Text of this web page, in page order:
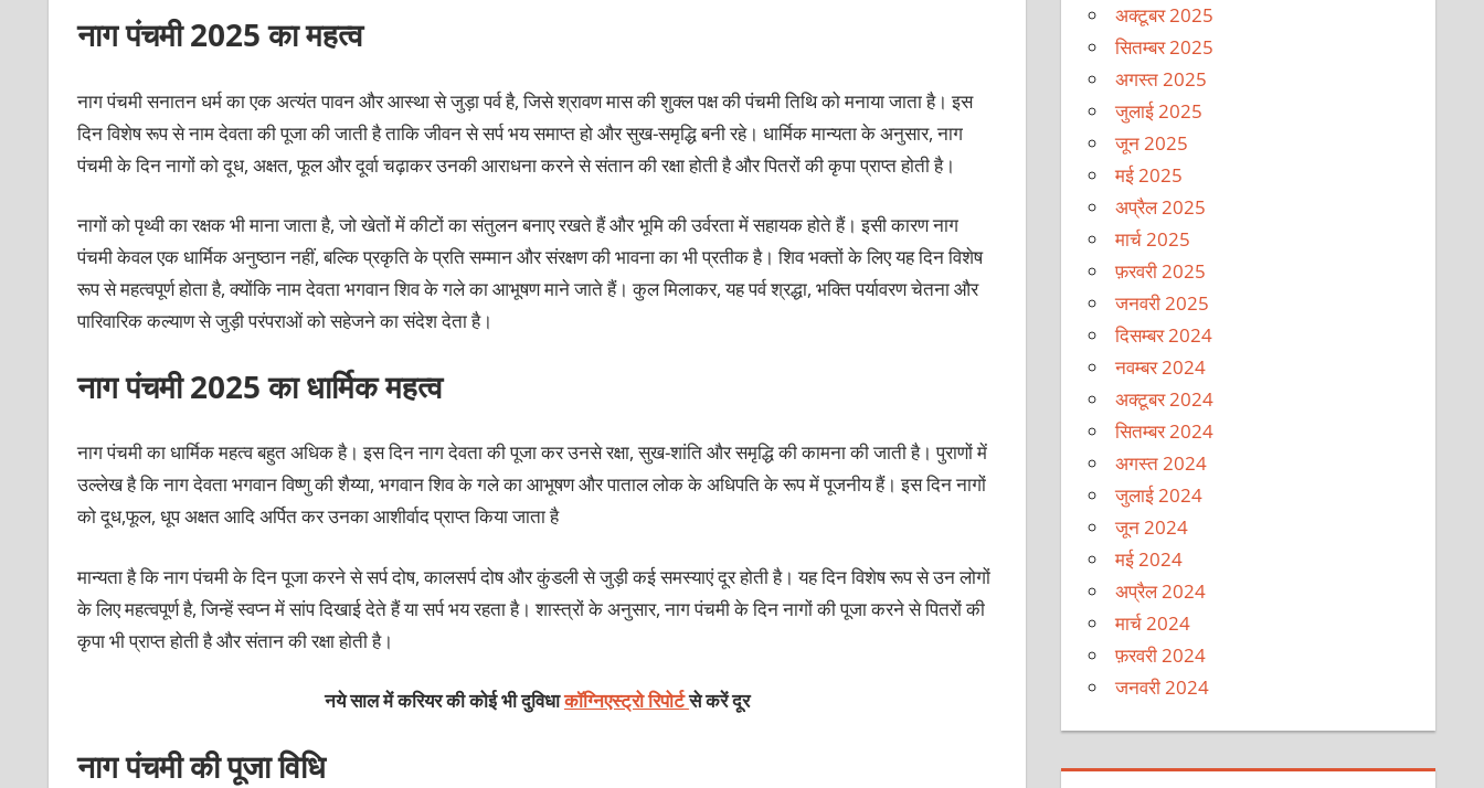
नाग पंचमी2025का महत्व
नाग पंचमी सनातन धर्म का एक अत्यंत पावन और आस्था से जुड़ा पर्व है, जिसे श्रावण मास की शुक्ल पक्ष की पंचमी तिथि को मनाया जाता है। इस
दिन विशेष रूप से नाम देवता की पूजा की जाती है ताकि जीवन से सर्प भय समाप्त हो और सुख-समृद्धि बनी रहे। धार्मिक मान्यता के अनुसार, नाग
पंचमी के दिन नागों को दूध, अक्षत, फूल और दूर्वा चढ़ाकर उनकी आराधना करने से संतान की रक्षा होती है और पितरों की कृपा प्राप्त होती है।
नागों को पृथ्वी का रक्षक भी माना जाता है, जो खेतों में कीटों का संतुलन बनाए रखते हैं और भूमि की उर्वरता में सहायक होते हैं। इसी कारण नाग
पंचमी केवल एक धार्मिक अनुष्ठान नहीं, बल्कि प्रकृति के प्रति सम्मान और संरक्षण की भावना का भी प्रतीक है। शिव भक्तों के लिए यह दिन विशेष
रूप से महत्वपूर्ण होता है, क्योंकि नाम देवता भगवान शिव के गले का आभूषण माने जाते हैं। कुल मिलाकर, यह पर्व श्रद्धा, भक्ति पर्यावरण चेतना और
पारिवारिक कल्याण से जुड़ी परंपराओं को सहेजने का संदेश देता है।
नाग पंचमी2025का धार्मिक महत्व
नाग पंचमी का धार्मिक महत्व बहुत अधिक है। इस दिन नाग देवता की पूजा कर उनसे रक्षा, सुख-शांति और समृद्धि की कामना की जाती है। पुराणों में
उल्लेख है कि नाग देवता भगवान विष्णु की शैय्या, भगवान शिव के गले का आभूषण और पाताल लोक के अधिपति के रूप में पूजनीय हैं। इस दिन नागों
को दूध,फूल, धूप अक्षत आदि अर्पित कर उनका आशीर्वाद प्राप्त किया जाता है
मान्यता है कि नाग पंचमी के दिन पूजा करने से सर्प दोष, कालसर्प दोष और कुंडली से जुड़ी कई समस्याएं दूर होती है। यह दिन विशेष रूप से उन लोगों
के लिए महत्वपूर्ण है, जिन्हें स्वप्न में सांप दिखाई देते हैं या सर्प भय रहता है। शास्त्रों के अनुसार, नाग पंचमी के दिन नागों की पूजा करने से पितरों की
कृपा भी प्राप्त होती है और संतान की रक्षा होती है।
नये साल में करियर की कोई भी दुविधाकॉग्निएस्ट्रो रिपोर्टसे करें दूर
नाग पंचमी की पूजा विधि
अक्टूबर 2025
सितम्बर 2025
अगस्त 2025
जुलाई 2025
जून 2025
मई 2025
अप्रैल 2025
मार्च 2025
फ़रवरी 2025
जनवरी 2025
दिसम्बर 2024
नवम्बर 2024
अक्टूबर 2024
सितम्बर 2024
अगस्त 2024
जुलाई 2024
जून 2024
मई 2024
अप्रैल 2024
मार्च 2024
फ़रवरी 2024
जनवरी 2024